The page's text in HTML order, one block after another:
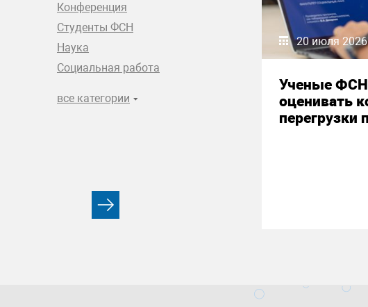
Конференция
Студенты ФСН
Наука
Социальная работа
все категории
20 июля 2026
Ученые
оценивать
перегрузки